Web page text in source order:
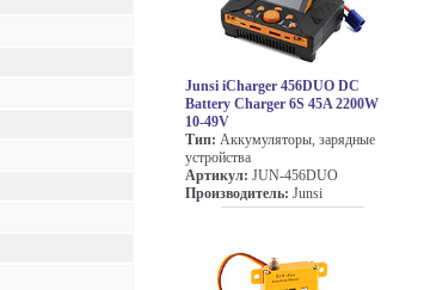
Junsi iCharger 456DUO DC
Battery Charger 6S 45A 2200W
10-49V
Тип: Аккумуляторы, зарядные
устройства
Артикул: JUN-456DUO
Производитель: Junsi